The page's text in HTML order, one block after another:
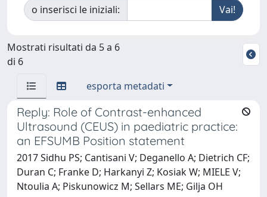
o inserisci le iniziali:
Mostrati risultati da 5 a 6
di 6
esporta metadati
Reply: Role of Contrast-enhanced
Ultrasound (CEUS) in paediatric practice:
an EFSUMB Position statement
2017 Sidhu PS; Cantisani V; Deganello A; Dietrich CF;
Duran C; Franke D; Harkanyi Z; Kosiak W; MIELE V;
Ntoulia A; Piskunowicz M; Sellars ME; Gilja OH